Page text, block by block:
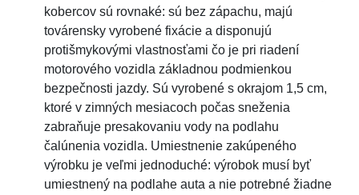
kobercov sú rovnaké: sú bez zápachu, majú
továrensky vyrobené fixácie a disponujú
protišmykovými vlastnosťami čo je pri riadení
motorového vozidla základnou podmienkou
bezpečnosti jazdy. Sú vyrobené s okrajom 1,5 cm,
ktoré v zimných mesiacoch počas sneženia
zabraňuje presakovaniu vody na podlahu
čalúnenia vozidla. Umiestnenie zakúpeného
výrobku je veľmi jednoduché: výrobok musí byť
umiestnený na podlahe auta a nie potrebné žiadne